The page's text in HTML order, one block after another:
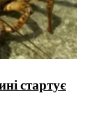
стартує